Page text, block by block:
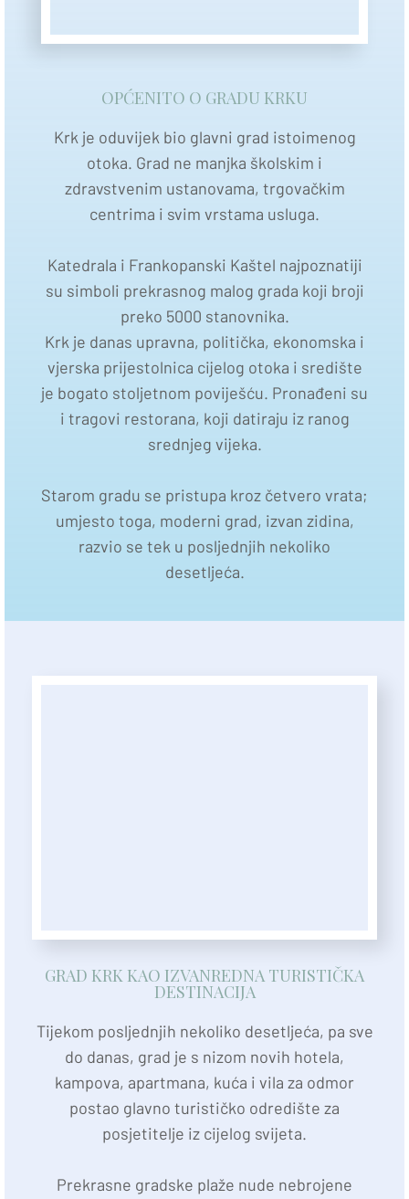
OPĆENITO O GRADU KRKU
Krk je oduvijek bio glavni grad istoimenog
otoka. Grad ne manjka školskim i
zdravstvenim ustanovama, trgovačkim
centrima i svim vrstama usluga.
Katedrala i Frankopanski Kaštel najpoznatiji
su simboli prekrasnog malog grada koji broji
preko 5000 stanovnika.
Krk je danas upravna, politička, ekonomska i
vjerska prijestolnica cijelog otoka i središte
je bogato stoljetnom poviješću. Pronađeni su
i tragovi restorana, koji datiraju iz ranog
srednjeg vijeka.
Starom gradu se pristupa kroz četvero vrata;
umjesto toga, moderni grad, izvan zidina,
razvio se tek u posljednjih nekoliko
desetljeća.
GRAD KRK KAO IZVANREDNA TURISTIČKA
DESTINACIJA
Tijekom posljednjih nekoliko desetljeća, pa sve
do danas, grad je s nizom novih hotela,
kampova, apartmana, kuća i vila za odmor
postao glavno turističko odredište za
posjetitelje iz cijelog svijeta.
Prekrasne gradske plaže nude nebrojene